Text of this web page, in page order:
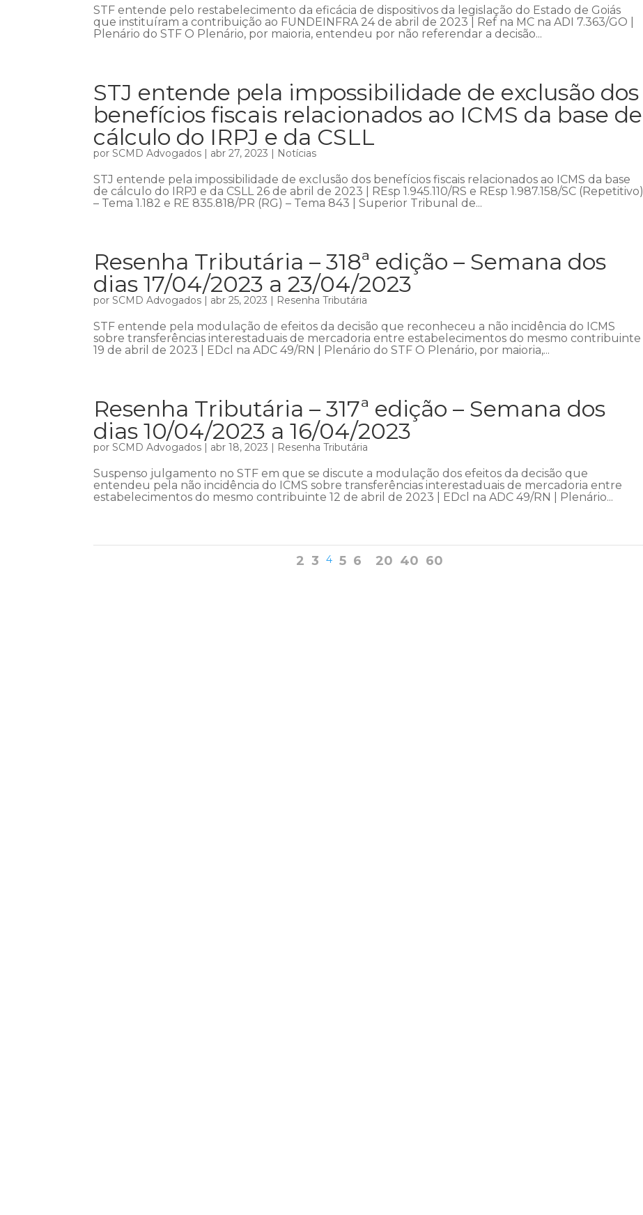
STF entende pelo restabelecimento da eficácia de dispositivos da legislação do Estado de Goiás
que instituíram a contribuição ao FUNDEINFRA 24 de abril de 2023 | Ref na MC na ADI 7.363/GO |
Plenário do STF O Plenário, por maioria, entendeu por não referendar a decisão...
STJ entende pela impossibilidade de exclusão dos
benefícios fiscais relacionados ao ICMS da base de
cálculo do IRPJ e da CSLL
porSCMD Advogados | abr 27, 2023 | Notícias
STJ entende pela impossibilidade de exclusão dos benefícios fiscais relacionados ao ICMS da base
de cálculo do IRPJ e da CSLL 26 de abril de 2023 | REsp 1.945.110/RS e REsp 1.987.158/SC (Repetitivo)
– Tema 1.182 e RE 835.818/PR (RG) – Tema 843 | Superior Tribunal de...
Resenha Tributária – 318ª edição – Semana dos
dias 17/04/2023 a 23/04/2023
porSCMD Advogados | abr 25, 2023 | Resenha Tributária
STF entende pela modulação de efeitos da decisão que reconheceu a não incidência do ICMS
sobre transferências interestaduais de mercadoria entre estabelecimentos do mesmo contribuinte
19 de abril de 2023 | EDcl na ADC 49/RN | Plenário do STF O Plenário, por maioria,...
Resenha Tributária – 317ª edição – Semana dos
dias 10/04/2023 a 16/04/2023
porSCMD Advogados | abr 18, 2023 | Resenha Tributária
Suspenso julgamento no STF em que se discute a modulação dos efeitos da decisão que
entendeu pela não incidência do ICMS sobre transferências interestaduais de mercadoria entre
estabelecimentos do mesmo contribuinte 12 de abril de 2023 | EDcl na ADC 49/RN | Plenário...
2 3 4 5 6 20 40 60